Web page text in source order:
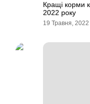
Кращі корми
2022 року
19 Травня, 2022